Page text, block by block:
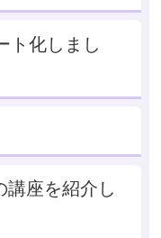
ト化しまし
講座を紹介し